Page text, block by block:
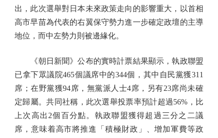
出，此次選舉對日本未來政策走向的影響重大，以首相
高市早苗為代表的右翼保守勢力進一步確定政壇的主導
地位，而中左勢力則被邊緣化。
《朝日新聞》公布的實時計票結果顯示，執政聯盟
已拿下眾議院465個議席中的344個，其中自民黨獲311
席；在野黨獲94席，無黨派人士4席，另有23席尚未確
定歸屬。共同社稱，此次選舉投票率預計超過56%，比
上次高出2個百分點。執政聯盟獲得超過三分之二議
席，意味着高市將推進「積極財政」、增加軍費等政